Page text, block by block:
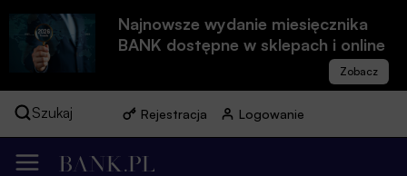
Najnowsze wydanie miesięcznika
BANK dostępne w sklepach i online
Szukaj Rejestracja Logowanie